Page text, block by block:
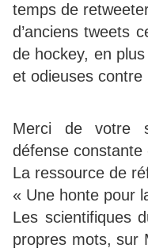
temps de
d’anciens tweets
de hockey, en
et odieuses
Merci de votre
défense constante
La ressource de
« Une honte pour
Les scientifiques
propres mots, sur